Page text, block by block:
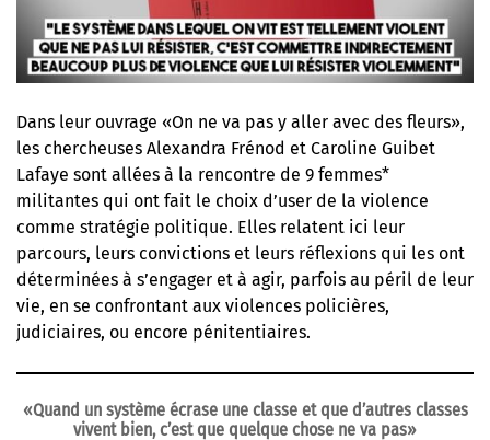
Dans leur ouvrage «On ne va pas y aller avec des fleurs»,
les chercheuses Alexandra Frénod et Caroline Guibet
Lafaye sont allées à la rencontre de 9 femmes*
militantes qui ont fait le choix d’user de la violence
comme stratégie politique. Elles relatent ici leur
parcours, leurs convictions et leurs réflexions qui les ont
déterminées à s’engager et à agir, parfois au péril de leur
vie, en se confrontant aux violences policières,
judiciaires, ou encore pénitentiaires.
«Quand un système écrase une classe et que d’autres classes
vivent bien, c’est que quelque chose ne va pas»